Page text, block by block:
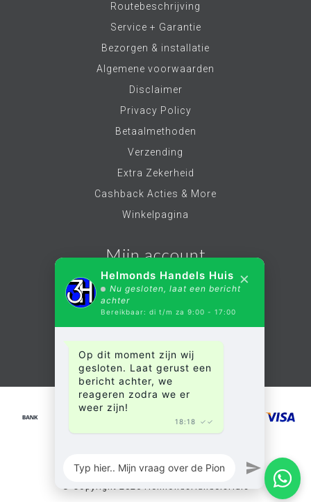
Routebeschrijving
Service + Garantie
Bezorgen & installatie
Algemene voorwaarden
Disclaimer
Privacy Policy
Betaalmethoden
Verzending
Extra Zekerheid
Cashback Acties & More
Winkelpagina
Mijn account
Account informatie
Mijn bestellingen
Alle producten
© Copyright 2026 HelmondsHandelsHuis
Helmonds Handels Huis
Nu gesloten, laat een bericht
achter
Bereikbaar: di t/m za 9:00 - 17:00
×
Op dit moment zijn wij
gesloten. Laat gerust een
bericht achter, we
reageren zodra we er
weer zijn!
18:18 ✓✓